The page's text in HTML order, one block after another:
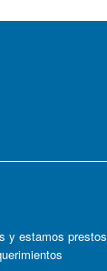
y estamos prestos